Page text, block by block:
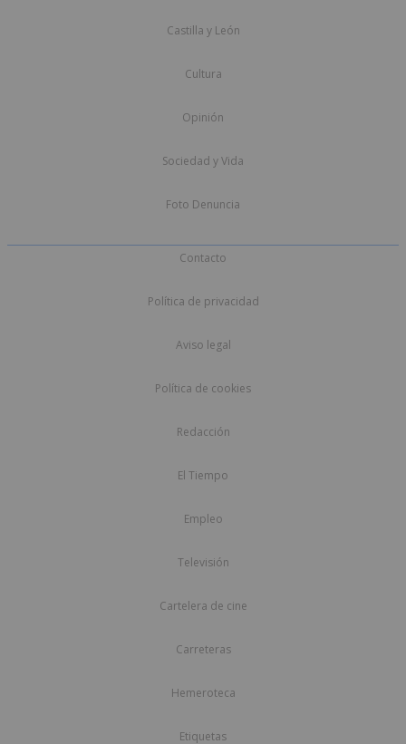
Castilla y León
Cultura
Opinión
Sociedad y Vida
Foto Denuncia
Contacto
Política de privacidad
Aviso legal
Política de cookies
Redacción
El Tiempo
Empleo
Televisión
Cartelera de cine
Carreteras
Hemeroteca
Etiquetas